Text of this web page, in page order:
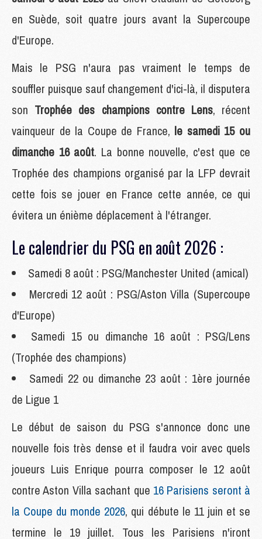
en Suède, soit quatre jours avant la Supercoupe
d'Europe.
Mais le PSG n'aura pas vraiment le temps de
souffler puisque sauf changement d'ici-là, il disputera
son Trophée des champions contre Lens, récent
vainqueur de la Coupe de France, le samedi 15 ou
dimanche 16 août. La bonne nouvelle, c'est que ce
Trophée des champions organisé par la LFP devrait
cette fois se jouer en France cette année, ce qui
évitera un énième déplacement à l'étranger.
Le calendrier du PSG en août 2026 :
Samedi 8 août : PSG/Manchester United (amical)
Mercredi 12 août : PSG/Aston Villa (Supercoupe
d'Europe)
Samedi 15 ou dimanche 16 août : PSG/Lens
(Trophée des champions)
Samedi 22 ou dimanche 23 août : 1ère journée
de Ligue 1
Le début de saison du PSG s'annonce donc une
nouvelle fois très dense et il faudra voir avec quels
joueurs Luis Enrique pourra composer le 12 août
contre Aston Villa sachant que 16 Parisiens seront à
la Coupe du monde 2026, qui débute le 11 juin et se
termine le 19 juillet. Tous les Parisiens n'iront